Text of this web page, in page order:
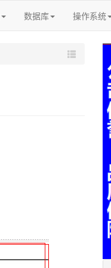
数据库 操作系统